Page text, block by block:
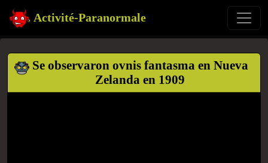
Activité-Paranormale
Se observaron ovnis fantasma en Nueva
Zelanda en 1909